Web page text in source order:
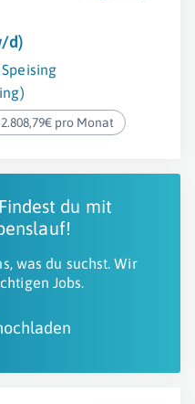
d)
pro Monat
du mit
was du suchst. Wir
Jobs.